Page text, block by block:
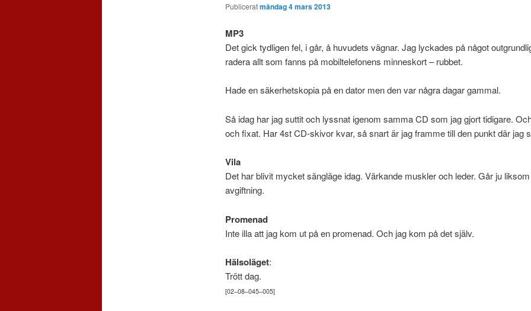
Publiceratmåndag 4 mars 2013
MP3
Det gick tydligen fel, i går, å huvudets vägnar. Jag lyckades på något
radera allt som fanns på mobiltelefonens minneskort – rubbet.
Hade en säkerhetskopia på en dator men den var några dagar gammal.
Så idag har jag suttit och lyssnat igenom samma CD som jag gjort tidigare.
och fixat. Har 4st CD-skivor kvar, så snart är jag framme till den punkt där jag
Vila
Det har blivit mycket sängläge idag. Värkande muskler och leder. Går ju
avgiftning.
Promenad
Inte illa att jag kom ut på en promenad. Och jag kom på det själv.
Hälsoläget:
Trött dag.
[02–08–045–005]